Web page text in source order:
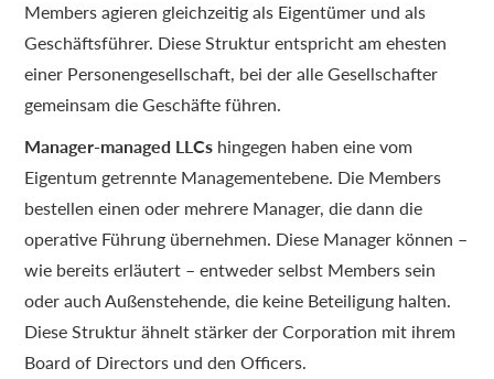
Members agieren gleichzeitig als Eigentümer und als
Geschäftsführer. Diese Struktur entspricht am ehesten
einer Personengesellschaft, bei der alle Gesellschafter
gemeinsam die Geschäfte führen.
Manager-managed LLCs hingegen haben eine vom
Eigentum getrennte Managementebene. Die Members
bestellen einen oder mehrere Manager, die dann die
operative Führung übernehmen. Diese Manager können –
wie bereits erläutert – entweder selbst Members sein
oder auch Außenstehende, die keine Beteiligung halten.
Diese Struktur ähnelt stärker der Corporation mit ihrem
Board of Directors und den Officers.